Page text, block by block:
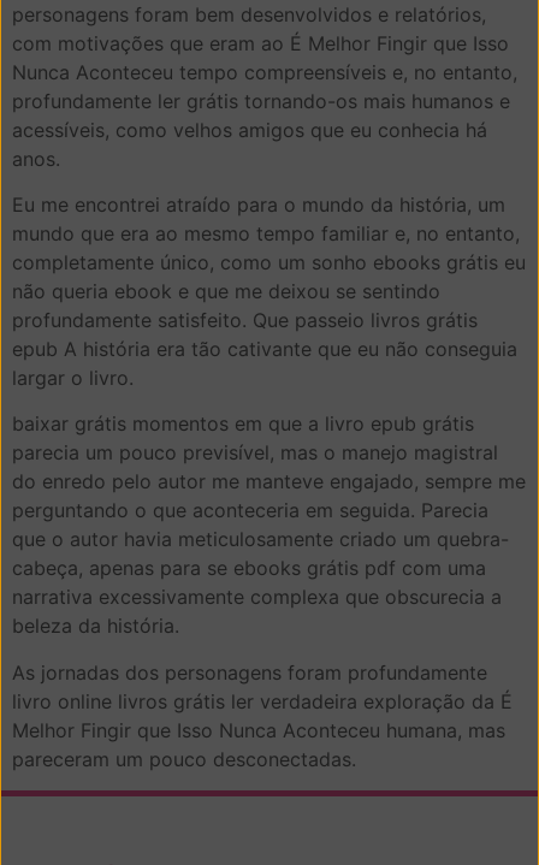
personagens foram bem desenvolvidos e relatórios,
com motivações que eram ao É Melhor Fingir que Isso
Nunca Aconteceu tempo compreensíveis e, no entanto,
profundamente ler grátis tornando-os mais humanos e
acessíveis, como velhos amigos que eu conhecia há
anos.
Eu me encontrei atraído para o mundo da história, um
mundo que era ao mesmo tempo familiar e, no entanto,
completamente único, como um sonho ebooks grátis eu
não queria ebook e que me deixou se sentindo
profundamente satisfeito. Que passeio livros grátis
epub A história era tão cativante que eu não conseguia
largar o livro.
baixar grátis momentos em que a livro epub grátis
parecia um pouco previsível, mas o manejo magistral
do enredo pelo autor me manteve engajado, sempre me
perguntando o que aconteceria em seguida. Parecia
que o autor havia meticulosamente criado um quebra-
cabeça, apenas para se ebooks grátis pdf com uma
narrativa excessivamente complexa que obscurecia a
beleza da história.
As jornadas dos personagens foram profundamente
livro online livros grátis ler verdadeira exploração da É
Melhor Fingir que Isso Nunca Aconteceu humana, mas
pareceram um pouco desconectadas.